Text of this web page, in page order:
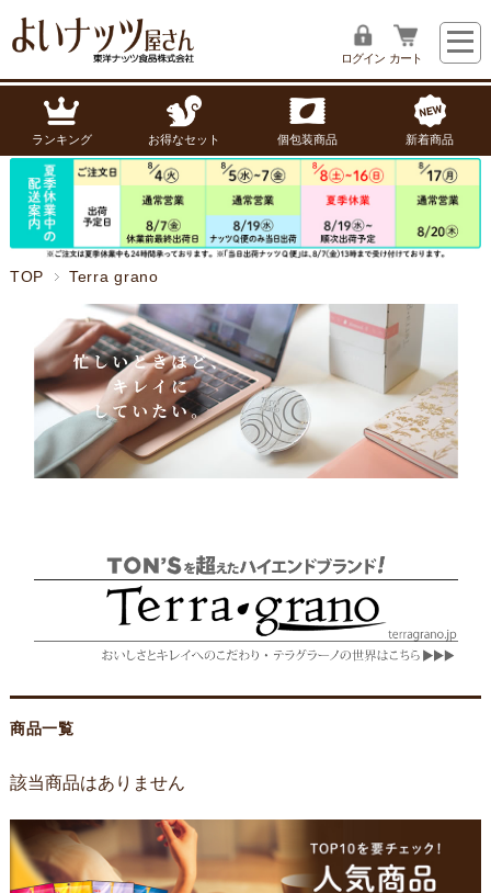
ログイン カート
ランキング お得なセット 個包装商品 新着商品
TOP Terra grano
商品一覧
該当商品はありません